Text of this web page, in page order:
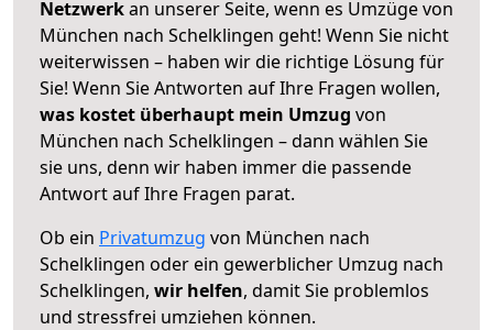
Netzwerkan unserer Seite, wenn es Umzüge von
München nach Schelklingen geht! Wenn Sie nicht
weiterwissen – haben wir die richtige Lösung für
Sie! Wenn Sie Antworten auf Ihre Fragen wollen,
was kostet überhaupt mein Umzug von
München nach Schelklingen – dann wählen Sie
sie uns, denn wir haben immer die passende
Antwort auf Ihre Fragen parat.
Ob ein Privatumzug von München nach
Schelklingen oder ein gewerblicher Umzug nach
Schelklingen, wir helfen, damit Sie problemlos
und stressfrei umziehen können.